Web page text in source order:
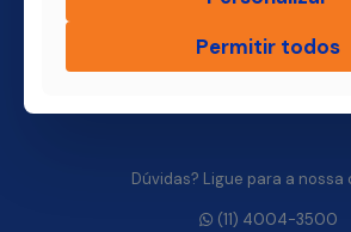
Dúvidas? Ligue para a nossa
(11) 4004-3500
Permitir todos